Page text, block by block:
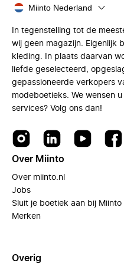
Miinto Nederland
In tegenstelling tot de
wij geen magazijn. Eigenlijk
kleding. In plaats daarvan
liefde geselecteerd,
gepassioneerde verkopers
modeboetieks. We wensen
services? Volg ons dan!
Over Miinto
Over miinto.nl
Jobs
Sluit je boetiek aan bij Miinto
Merken
Overig